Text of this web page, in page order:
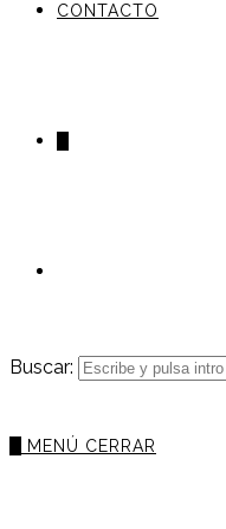
CONTACTO
Buscar:
MENÚ CERRAR